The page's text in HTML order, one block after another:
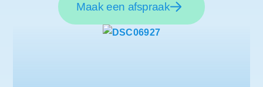
Maak een afspraak